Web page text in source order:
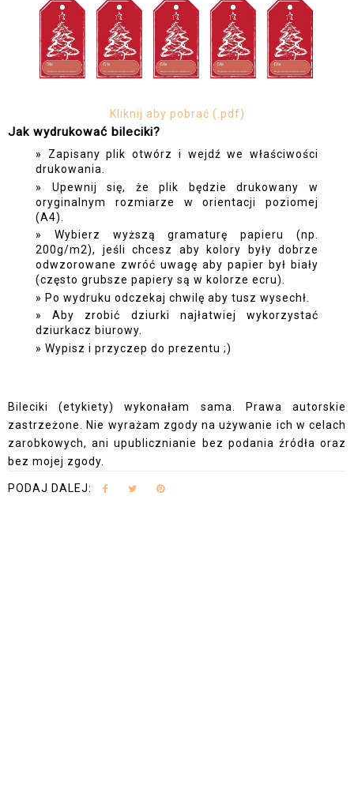
Kliknij aby pobrać (.pdf)
Jak wydrukować bileciki?
Zapisany plik otwórz i wejdź we właściwości
drukowania.
Upewnij się, że plik będzie drukowany w
oryginalnym rozmiarze w orientacji poziomej
(A4).
Wybierz wyższą gramaturę papieru (np.
200g/m2), jeśli chcesz aby kolory były dobrze
odwzorowane zwróć uwagę aby papier był biały
(często grubsze papiery są w kolorze ecru).
Po wydruku odczekaj chwilę aby tusz wysechł.
Aby zrobić dziurki najłatwiej wykorzystać
dziurkacz biurowy.
Wypisz i przyczep do prezentu ;)
Bileciki (etykiety) wykonałam sama. Prawa autorskie
zastrzeżone. Nie wyrażam zgody na używanie ich w celach
zarobkowych, ani upublicznianie bez podania źródła oraz
bez mojej zgody.
PODAJ DALEJ: